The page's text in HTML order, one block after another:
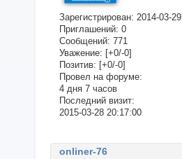
Зарегистрирован: 2014-03-29
Приглашений: 0
Сообщений: 771
Уважение: [+0/-0]
Позитив: [+0/-0]
Провел на форуме:
4 дня 7 часов
Последний визит:
2015-03-28 20:17:00
onliner-76